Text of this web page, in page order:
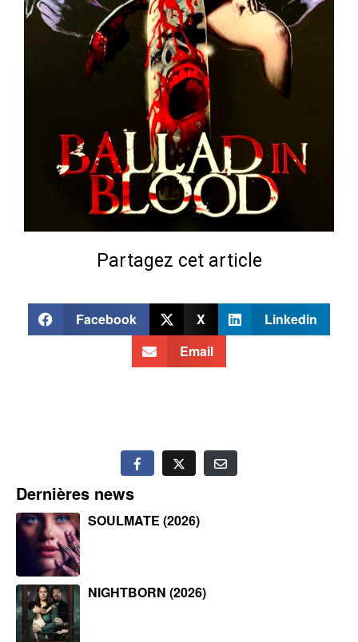
Partagez cet article
Facebook X
Linkedin
Email
Dernières news
SOULMATE (2026)
NIGHTBORN (2026)